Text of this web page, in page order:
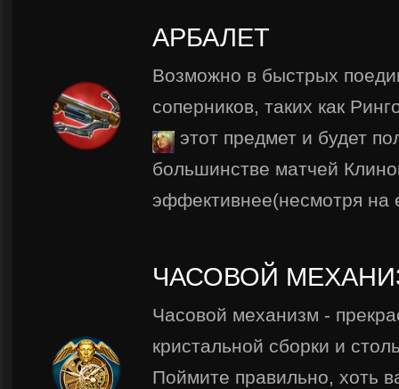
АРБАЛЕТ
Возможно в быстрых
соперников, таких как
этот предмет и будет
большинстве матчей
эффективнее(несмотря на
ЧАСОВОЙ
Часовой механизм -
кристальной сборки и
Поймите правильно, хоть